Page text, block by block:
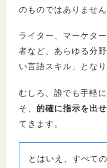
のものではありません
ライター、マーケタ
者など、あらゆる分
い言語スキル」とな
むしろ、誰でも手軽
そ、 的確に指示を出
てきます。
とはいえ、すべて